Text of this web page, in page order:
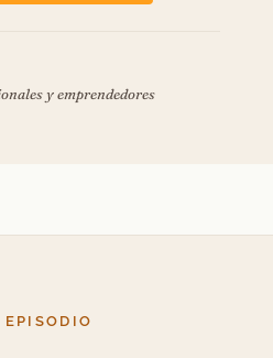
y emprendedores